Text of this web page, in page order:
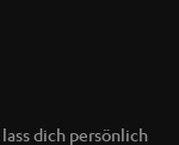
dich persönlich